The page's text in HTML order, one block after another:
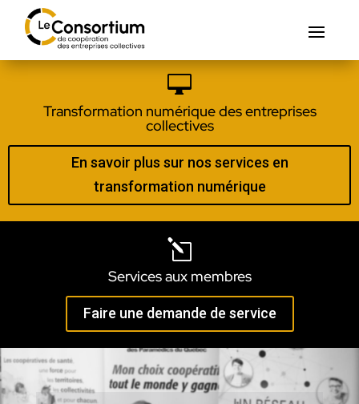

Transformation numérique des entreprises
collectives
En savoir plus sur nos services en
transformation numérique
l
Services aux membres
Faire une demande de service